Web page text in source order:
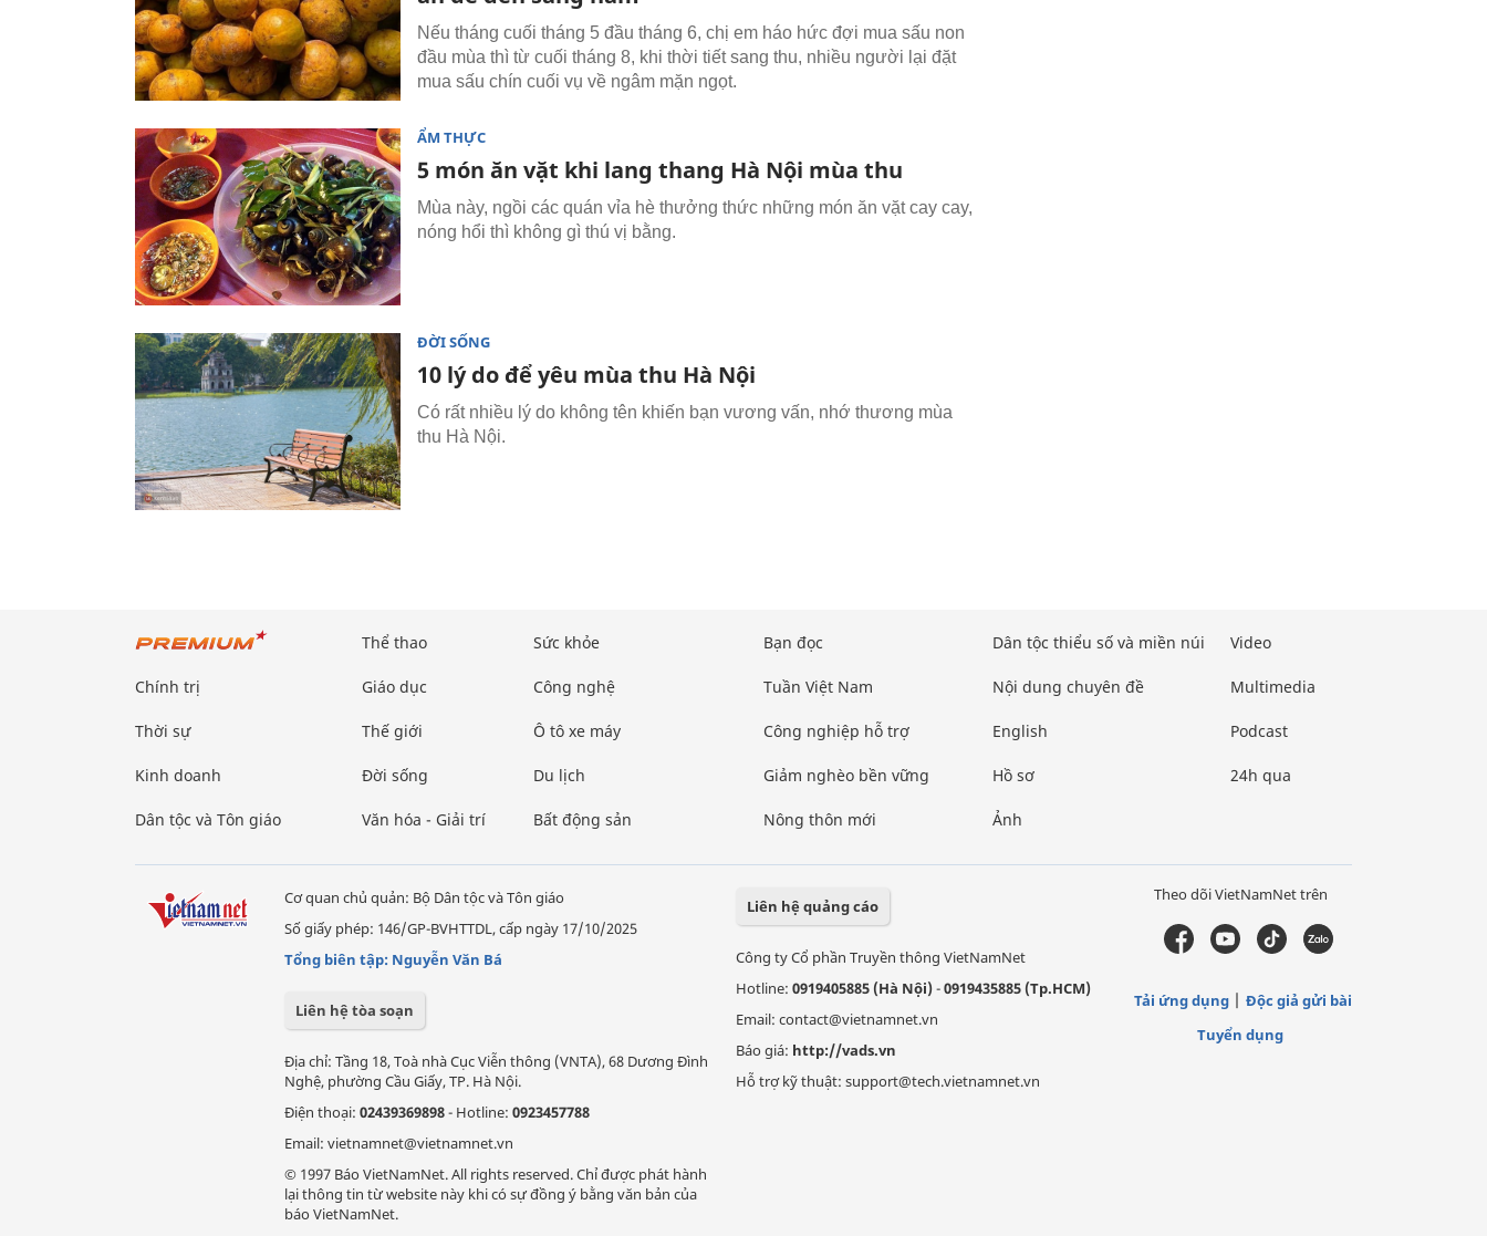
Nếu tháng cuối tháng 5 đầu tháng 6, chị em háo hức đợi mua sấu non
đầu mùa thì từ cuối tháng 8, khi thời tiết sang thu, nhiều người lại đặt
mua sấu chín cuối vụ về ngâm mặn ngọt.
ẨM THỰC
5 món ăn vặt khi lang thang Hà Nội mùa thu
Mùa này, ngồi các quán vỉa hè thưởng thức những món ăn vặt cay cay,
nóng hổi thì không gì thú vị bằng.
ĐỜI SỐNG
10 lý do để yêu mùa thu Hà Nội
Có rất nhiều lý do không tên khiến bạn vương vấn, nhớ thương mùa
thu Hà Nội.
Chính trị
Thời sự
Kinh doanh
Dân tộc và Tôn giáo
Thể thao
Giáo dục
Thế giới
Đời sống
Văn hóa - Giải trí
Sức khỏe
Công nghệ
Ô tô xe máy
Du lịch
Bất động sản
Bạn đọc
Tuần Việt Nam
Công nghiệp hỗ trợ
Giảm nghèo bền vững
Nông thôn mới
Dân tộc thiểu số và miền núi
Nội dung chuyên đề
English
Hồ sơ
Ảnh
Video
Multimedia
Podcast
24h qua
Cơ quan chủ quản: Bộ Dân tộc và Tôn giáo
Số giấy phép: 146/GP-BVHTTDL, cấp ngày 17/10/2025
Tổng biên tập: Nguyễn Văn Bá
Liên hệ tòa soạn
Địa chỉ: Tầng 18, Toà nhà Cục Viễn thông (VNTA), 68 Dương Đình
Nghệ, phường Cầu Giấy, TP. Hà Nội.
Điện thoại: 02439369898- Hotline: 0923457788
Email: vietnamnet@vietnamnet.vn
© 1997 Báo VietNamNet. All rights reserved. Chỉ được phát hành
lại thông tin từ website này khi có sự đồng ý bằng văn bản của
báo VietNamNet.
Liên hệ quảng cáo
Công ty Cổ phần Truyền thông VietNamNet
Hotline: 0919405885 (Hà Nội)-0919435885 (Tp.HCM)
Email: contact@vietnamnet.vn
Báo giá: http://vads.vn
Hỗ trợ kỹ thuật: support@tech.vietnamnet.vn
Theo dõi VietNamNet trên
Tải ứng dụng
Độc giả gửi bài
Tuyển dụng